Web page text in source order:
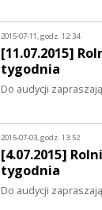
2015-07-11, godz. 12:34
[11.07.2015]
tygodnia
Do audycji
2015-07-03, godz. 13:52
[4.07.2015]
tygodnia
Do audycji